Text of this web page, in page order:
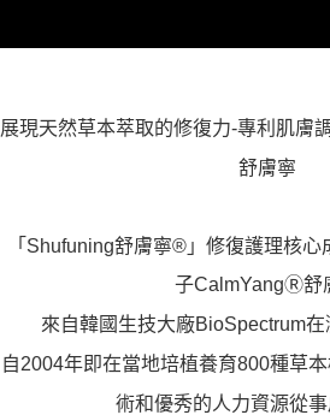
展現天然草本萃取的修復力-專利肌膚
舒膚寧
「Shufuning舒膚寧®」修復護理核
子CalmYangⓇ舒
來自韓國生技大廠BioSpectrum在
自2004年即在當地培植養育800種草
術和優秀的人力資源從事